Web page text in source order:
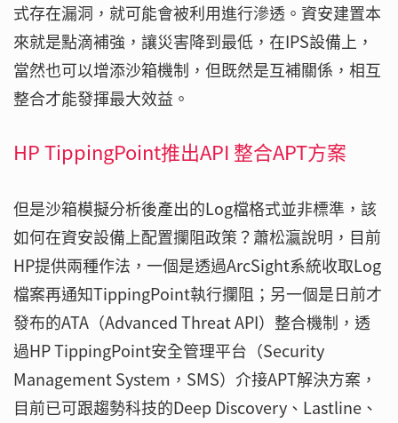
式存在漏洞，就可能會被利用進行滲透。資安建置本
來就是點滴補強，讓災害降到最低，在IPS設備上，
當然也可以增添沙箱機制，但既然是互補關係，相互
整合才能發揮最大效益。
HP TippingPoint推出API 整合APT方案
但是沙箱模擬分析後產出的Log檔格式並非標準，該
如何在資安設備上配置攔阻政策？蕭松瀛說明，目前
HP提供兩種作法，一個是透過ArcSight系統收取Log
檔案再通知TippingPoint執行攔阻；另一個是日前才
發布的ATA（Advanced Threat API）整合機制，透
過HP TippingPoint安全管理平台（Security
Management System，SMS）介接APT解決方案，
目前已可跟趨勢科技的Deep Discovery、Lastline、